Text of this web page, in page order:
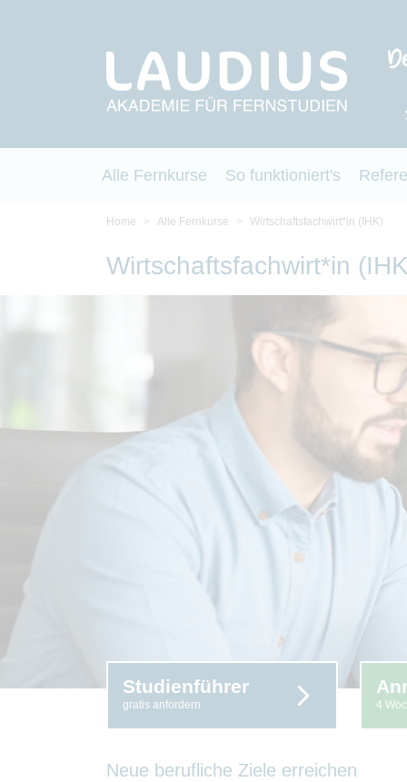
Alle Fernkurse So funktioniert's
Home Alle Fernkurse Wirtschaftsfachwirt*in (IHK)
Wirtschaftsfachwirt*in
Studienführer
gratis anfordern 4
Neue berufliche Ziele erreichen